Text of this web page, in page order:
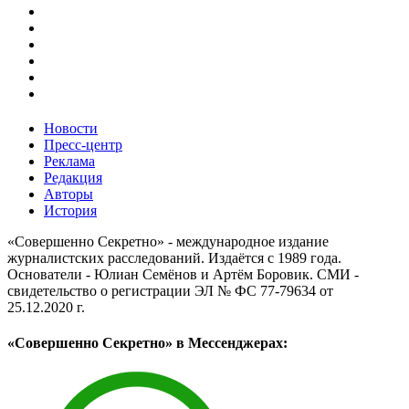
Новости
Пресс-центр
Реклама
Редакция
Авторы
История
«Совершенно Секретно» - международное издание
журналистских расследований. Издаётся с 1989 года.
Основатели - Юлиан Семёнов и Артём Боровик. CМИ -
свидетельство о регистрации ЭЛ № ФС 77-79634 от
25.12.2020 г.
«Совершенно Секретно» в Мессенджерах: